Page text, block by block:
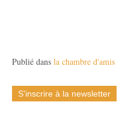
Robert Linssen. (
Publié dans la chambre d'amis
S'inscrire à la newsletter